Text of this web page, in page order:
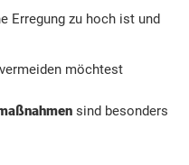
Erregung zu hoch ist und
möchtest
sind besonders